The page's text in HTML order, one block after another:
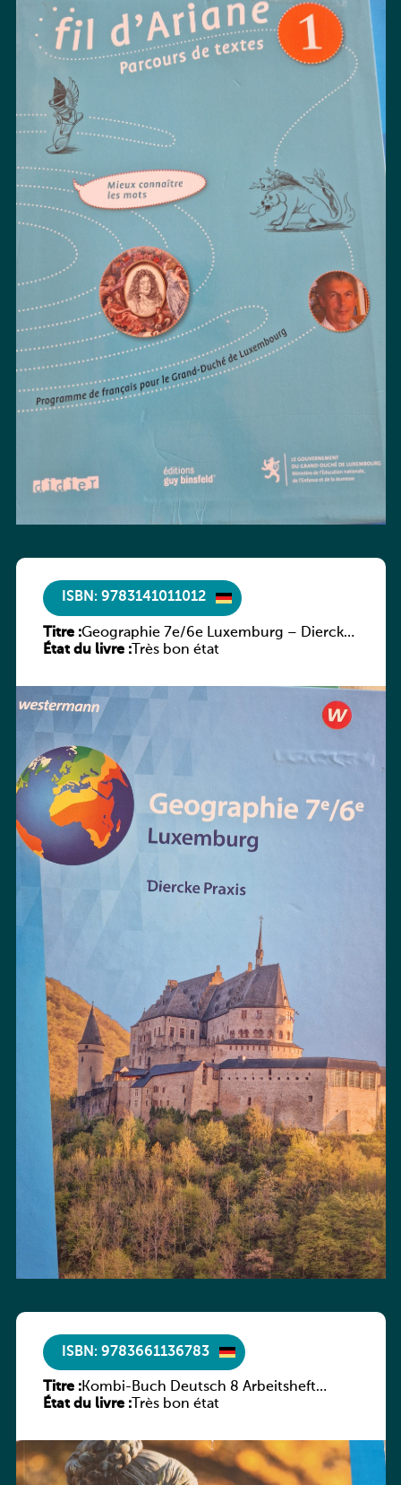
ISBN: 9783141011012
Titre :Geographie 7e/6e Luxemburg – Diercke
Praxis
État du livre :Très bon état
ISBN: 9783661136783
Titre :Kombi-Buch Deutsch 8 Arbeitsheft
(Neue Ausgabe Luxemburg)
État du livre :Très bon état